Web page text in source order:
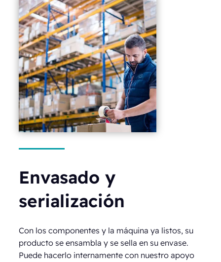
Envasado y
serialización
Con los componentes y la máquina ya listos, su
producto se ensambla y se sella en su envase.
Puede hacerlo internamente con nuestro apoyo